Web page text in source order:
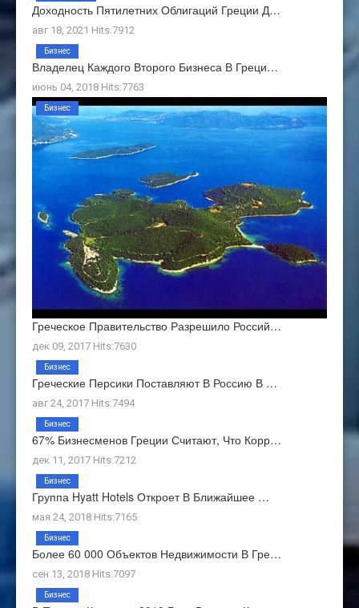
Доходность Пятилетних Облигаций Греции Д…
авг 18, 2021 Hits:7912
Владелец Каждого Второго Бизнеса В Греци…
июнь 04, 2018 Hits:7763
Бизнес
Греческое Правительство Разрешило Россий…
дек 09, 2017 Hits:7630
Бизнес
Греческие Персики Поставляют В Россию В …
авг 24, 2017 Hits:7494
Бизнес
67% Бизнесменов Греции Считают, Что Корр…
дек 11, 2017 Hits:7212
Бизнес
Группа Hyatt Hotels Откроет В Ближайшее …
мая 24, 2018 Hits:7165
Бизнес
Более 60 000 Объектов Недвижимости В Гре…
сен 13, 2018 Hits:7097
Бизнес
Бизнес